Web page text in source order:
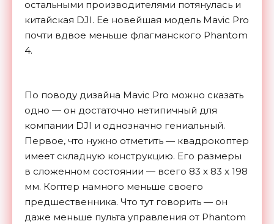
остальными производителями потянулась и
китайская DJI. Ее новейшая модель Mavic Pro
почти вдвое меньше флагманского Phantom
4.
По поводу дизайна Mavic Pro можно сказать
одно — он достаточно нетипичный для
компании DJI и однозначно гениальный.
Первое, что нужно отметить — квадрокоптер
имеет складную конструкцию. Его размеры
в сложенном состоянии — всего 83 x 83 x 198
мм. Коптер намного меньше своего
предшественника. Что тут говорить — он
даже меньше пульта управления от Phantom